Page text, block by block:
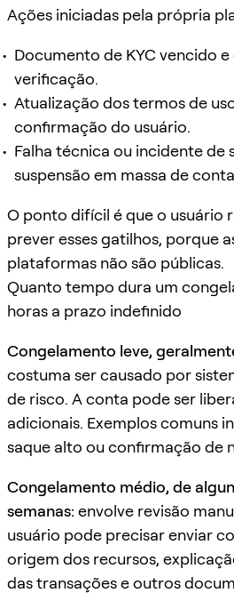
Ações iniciadas pela própria
Documento de KYC vencido
verificação.
Atualização dos termos de
confirmação do usuário.
Falha técnica ou incidente de
suspensão em massa de
O ponto difícil é que o usuário
prever esses gatilhos, porque
plataformas não são públicas.
Quanto tempo dura um
horas a prazo indefinido
Congelamento leve,
costuma ser causado por
de risco. A conta pode ser
adicionais. Exemplos comuns
saque alto ou confirmação de
Congelamento médio, de
semanas: envolve revisão
usuário pode precisar enviar
origem dos recursos,
das transações e outros